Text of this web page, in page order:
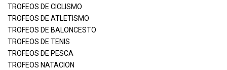
TROFEOS DE CICLISMO
TROFEOS DE ATLETISMO
TROFEOS DE BALONCESTO
TROFEOS DE TENIS
TROFEOS DE PESCA
TROFEOS NATACION